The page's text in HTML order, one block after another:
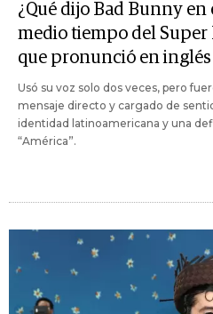
¿Qué dijo Bad Bunny
medio tiempo del Super
que pronunció en
Usó su voz solo dos veces, pero
mensaje directo y cargado de
identidad latinoamericana y una
“América”.